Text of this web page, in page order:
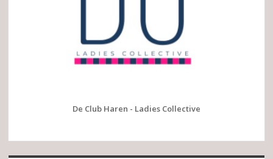
De Club Haren - Ladies Collective